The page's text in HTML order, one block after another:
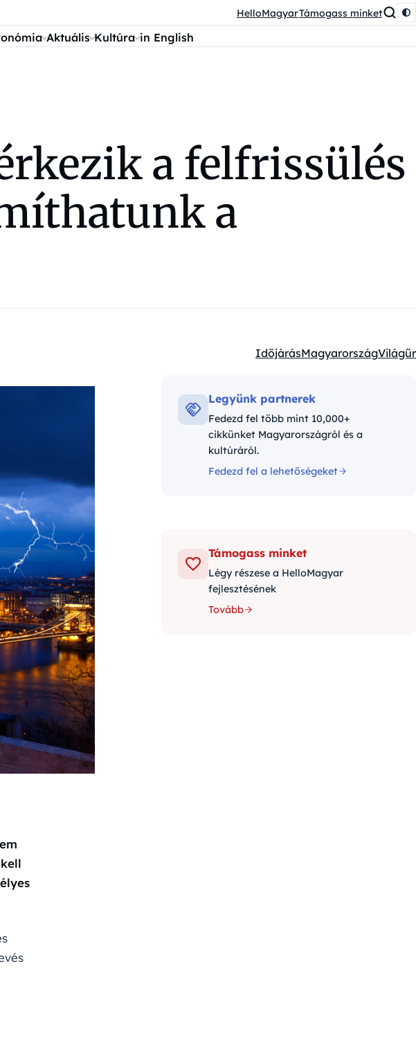
HelloMagyarTámogass minket
Aktuális Kultúra in English
a felfrissülés
a
Kategóriák:
IdőjárásMagyarországVilágűr
Legyünk partnerek
Fedezd fel több mint 10,000+
cikkünket Magyarországról és a
kultúráról.
Fedezd fel a lehetőségeket
Támogass minket
Légy részese a HelloMagyar
fejlesztésének
Tovább